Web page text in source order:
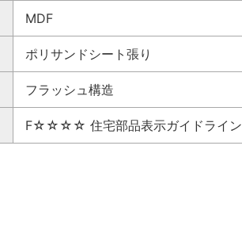
MDF
ポリサンドシート張り
フラッシュ構造
F☆☆☆☆ 住宅部品表示ガイドライン